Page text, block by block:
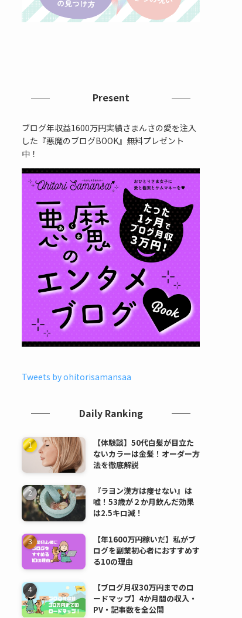
Present
ブログ年収益1600万円実績さまんさの愛を注入
した『悪魔のブログBOOK』無料プレゼント
中！
Tweets by ohitorisamansaa
Daily Ranking
【体験談】50代白髪が目立た
ないカラーは金髪！オーダー方
法を徹底解説
『ラヨン漢方は痩せない』は
嘘！53歳が２か月飲んだ効果
は2.5キロ減！
【年1600万円稼いだ】私がブ
ログを副業初心者におすすめす
る10の理由
【ブログ月収30万円までのロ
ードマップ】4か月間の収入・
PV・記事数を全公開